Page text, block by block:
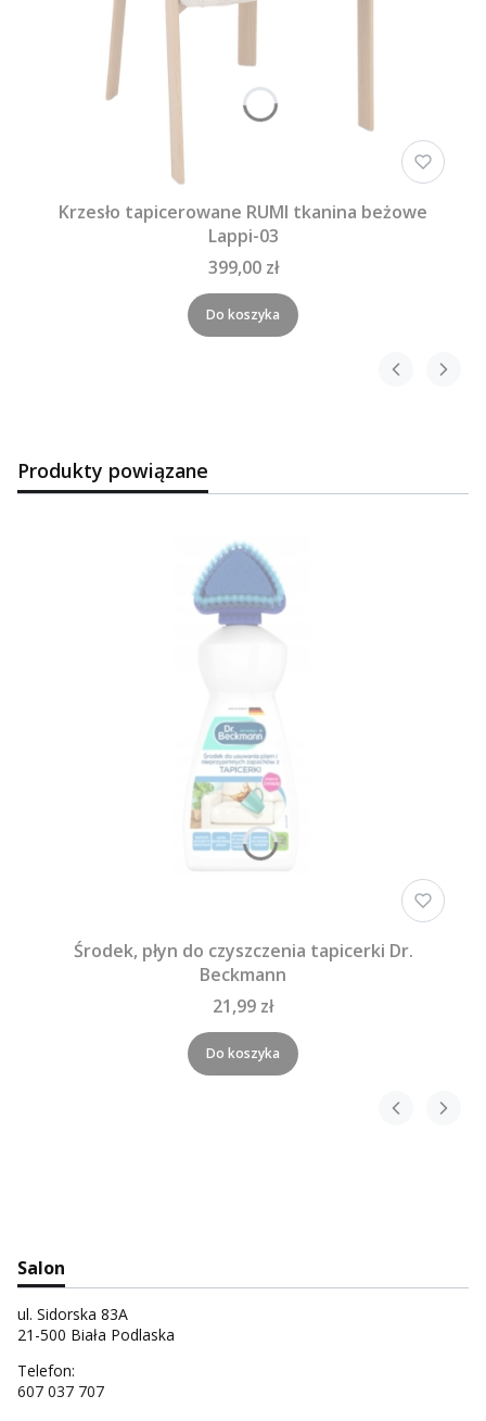
Krzesło tapicerowane RUMI tkanina beżowe
Lappi-03
399,00 zł
Do koszyka
Produkty powiązane
Środek, płyn do czyszczenia tapicerki Dr.
Beckmann
21,99 zł
Do koszyka
Salon
ul. Sidorska 83A
21-500 Biała Podlaska
Telefon:
607 037 707